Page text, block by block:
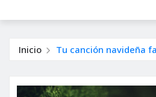
Inicio Tu canción navideña